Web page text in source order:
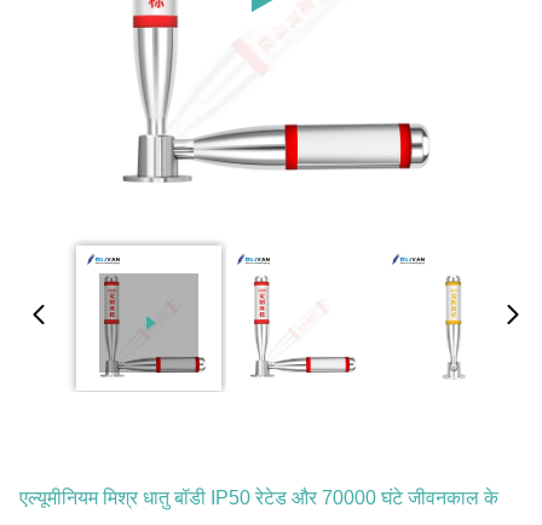
एल्यूमीनियम मिश्र धातु बॉडी IP50 रेटेड और 70000 घंटे जीवनकाल के